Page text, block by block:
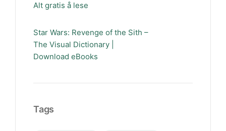
Alt gratis å lese
Star Wars: Revenge of the Sith –
The Visual Dictionary |
Download eBooks
Tags